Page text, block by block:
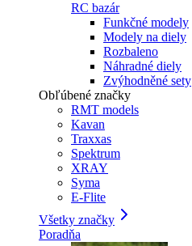
RC bazár
Funkčné modely
Modely na diely
Rozbaleno
Náhradné diely
Zvýhodněné sety
Obľúbené značky
RMT models
Kavan
Traxxas
Spektrum
XRAY
Syma
E-Flite
Všetky značky
Poradňa